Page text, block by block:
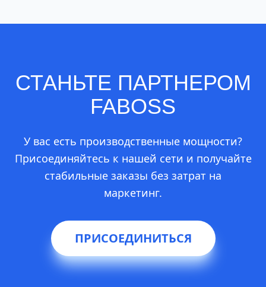
СТАНЬТЕ ПАРТНЕРОМ
FABOSS
У вас есть производственные мощности?
Присоединяйтесь к нашей сети и получайте
стабильные заказы без затрат на
маркетинг.
ПРИСОЕДИНИТЬСЯ